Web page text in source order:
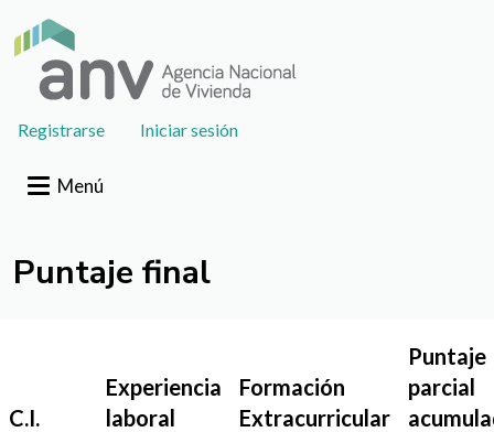
User
menu
Registrarse Iniciar sesión
Menú
Puntaje final
C.I.
Experiencia
laboral
Formación
Extracurricular
Puntaje
parcial